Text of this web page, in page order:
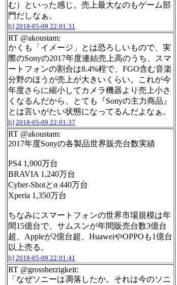
む）といった感じ。売上最大なのもゲーム部
門だしなぁ。
[t] 2018-05-09 22:01:31
RT @akoustam:
かくも「イメージ」とは恐ろしいもので、実
際のSonyの2017年度連結売上高のうち、スマ
ートフォンの割合は8.4%程で、FGO含む音楽
分野のほうが売上が大きいくらい。これが今
年度さらに縮小してカメラ機器より売上小さ
くなるんだから、とても『Sonyの主力商品』
とは言いがたい状態になってるんだよなぁ。
[t] 2018-05-09 22:01:37
RT @akoustam:
2017年度Sonyの各製品世界販売台数実績
PS4 1,900万台
BRAVIA 1,240万台
Cyber-Shotとα 440万台
Xperia 1,350万台
ちなみにスマートフォンの世界市場規模は年
間15億台で、サムスンが年間販売台数3億台
超、Appleが2億台超、HuaweiやOPPOも1億台
以上売る。
[t] 2018-05-09 22:01:41
RT @grossherzigkeit:
「なぜソニーは凋落したか。それは今のソニ